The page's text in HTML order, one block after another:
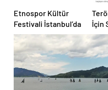
Etnospor Kültür
Festivali İstanbul’da
İçin